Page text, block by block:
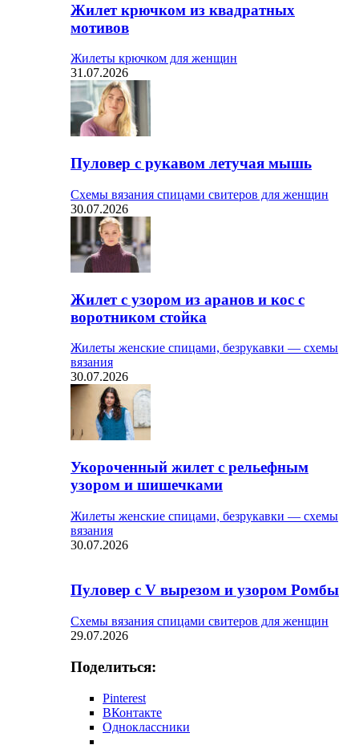
Жилет крючком из квадратных
мотивов
Жилеты крючком для женщин
31.07.2026
Пуловер с рукавом летучая мышь
Схемы вязания спицами свитеров для женщин
30.07.2026
Жилет с узором из аранов и кос с
воротником стойка
Жилеты женские спицами, безрукавки — схемы
вязания
30.07.2026
Укороченный жилет с рельефным
узором и шишечками
Жилеты женские спицами, безрукавки — схемы
вязания
30.07.2026
Пуловер с V вырезом и узором Ромбы
Схемы вязания спицами свитеров для женщин
29.07.2026
Поделиться:
Pinterest
ВКонтакте
Одноклассники